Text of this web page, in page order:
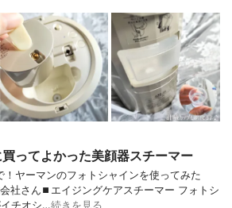
ってよかった美顔器スチーマー
！ヤーマンのフォトシャインを使ってみた
さん⏹エイジングケアスチーマー フォトシ
チオシ…続きを見る